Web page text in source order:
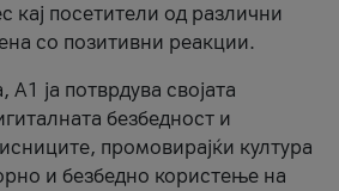
кај посетители од различни
со позитивни реакции.
А1 ја потврдува својата
безбедност и
промовирајќи култура
и безбедно користење на